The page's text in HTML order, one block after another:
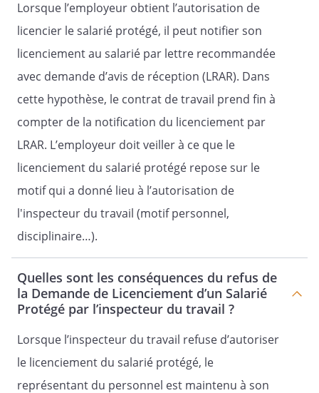
Lorsque l’employeur obtient l’autorisation de
licencier le salarié protégé, il peut notifier son
licenciement au salarié par lettre recommandée
avec demande d’avis de réception (LRAR). Dans
cette hypothèse, le contrat de travail prend fin à
compter de la notification du licenciement par
LRAR. L’employeur doit veiller à ce que le
licenciement du salarié protégé repose sur le
motif qui a donné lieu à l’autorisation de
l'inspecteur du travail (motif personnel,
disciplinaire…).
Quelles sont les conséquences du refus de
la Demande de Licenciement d’un Salarié
Protégé par l’inspecteur du travail ?
Lorsque l’inspecteur du travail refuse d’autoriser
le licenciement du salarié protégé, le
représentant du personnel est maintenu à son